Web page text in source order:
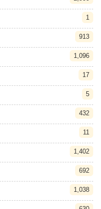
1
913
1,096
17
5
432
11
1,402
692
1,038